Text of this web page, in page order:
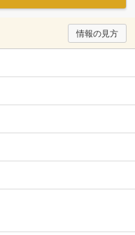
情報の見方